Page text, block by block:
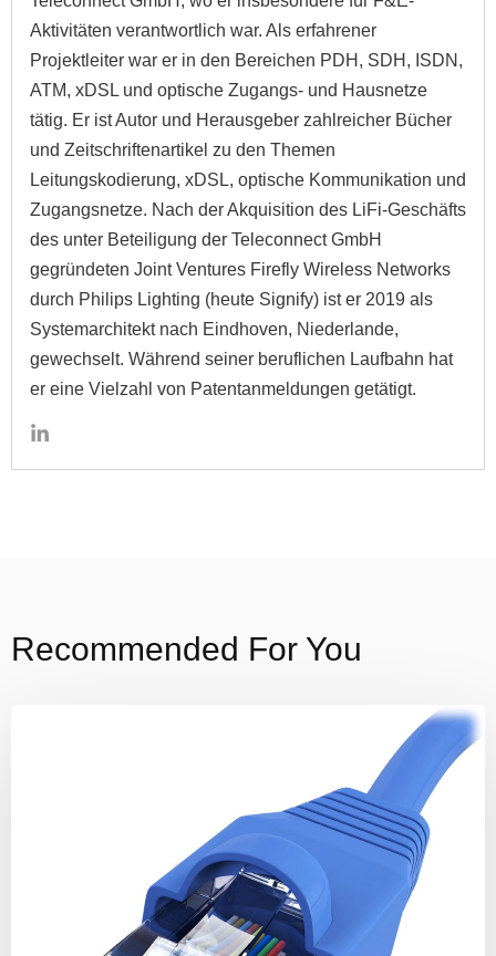
Aktivitäten verantwortlich war. Als erfahrener
Projektleiter war er in den Bereichen PDH, SDH, ISDN,
ATM, xDSL und optische Zugangs- und Hausnetze
tätig. Er ist Autor und Herausgeber zahlreicher Bücher
und Zeitschriftenartikel zu den Themen
Leitungskodierung, xDSL, optische Kommunikation und
Zugangsnetze. Nach der Akquisition des LiFi-Geschäfts
des unter Beteiligung der Teleconnect GmbH
gegründeten Joint Ventures Firefly Wireless Networks
durch Philips Lighting (heute Signify) ist er 2019 als
Systemarchitekt nach Eindhoven, Niederlande,
gewechselt. Während seiner beruflichen Laufbahn hat
er eine Vielzahl von Patentanmeldungen getätigt.
Recommended For You